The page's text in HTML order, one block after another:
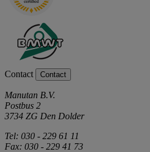
Contact Contact
Manutan B.V.
Postbus 2
3734 ZG Den Dolder
Tel: 030 - 229 61 11
Fax: 030 - 229 41 73